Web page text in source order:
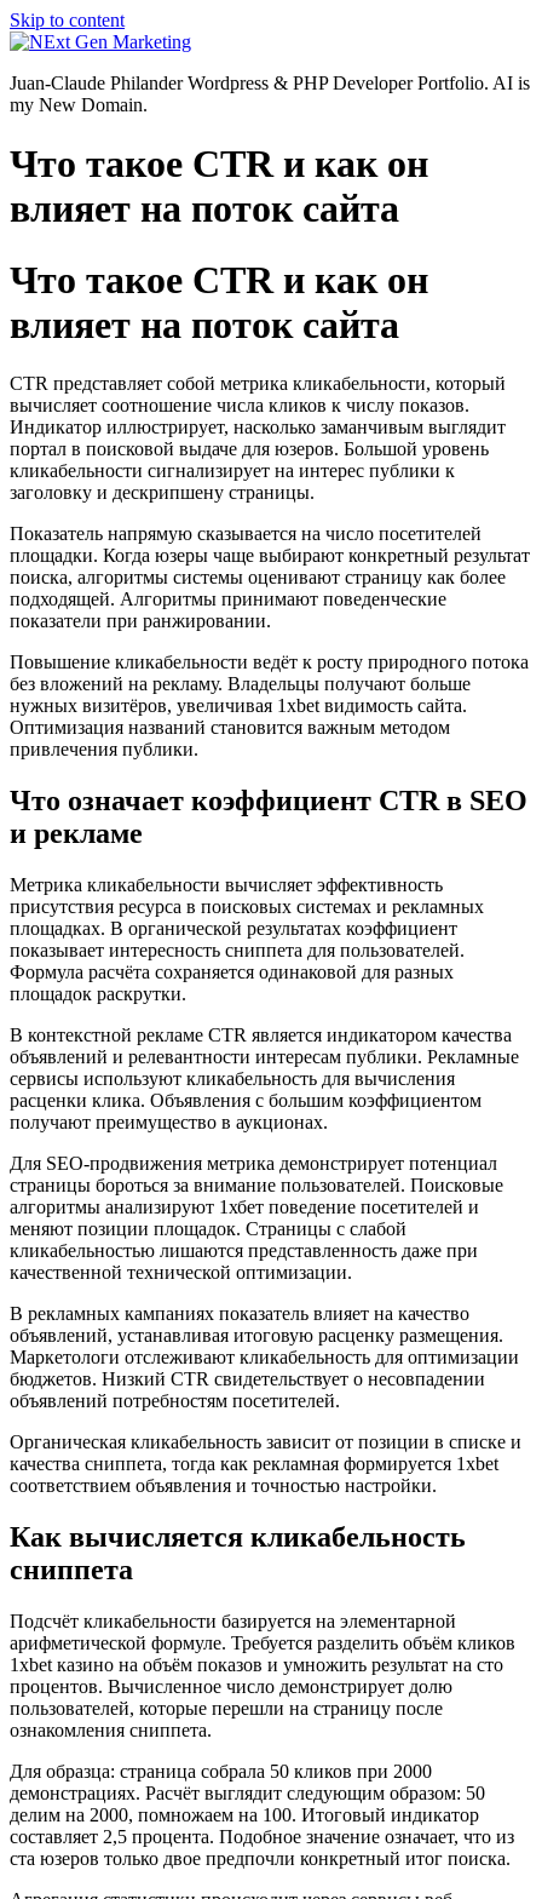
Skip to content
Juan-Claude Philander Wordpress & PHP Developer Portfolio. AI is
my New Domain.
Что такое CTR и как он
влияет на поток сайта
Что такое CTR и как он
влияет на поток сайта
CTR представляет собой метрика кликабельности, который
вычисляет соотношение числа кликов к числу показов.
Индикатор иллюстрирует, насколько заманчивым выглядит
портал в поисковой выдаче для юзеров. Большой уровень
кликабельности сигнализирует на интерес публики к
заголовку и дескрипшену страницы.
Показатель напрямую сказывается на число посетителей
площадки. Когда юзеры чаще выбирают конкретный результат
поиска, алгоритмы системы оценивают страницу как более
подходящей. Алгоритмы принимают поведенческие
показатели при ранжировании.
Повышение кликабельности ведёт к росту природного потока
без вложений на рекламу. Владельцы получают больше
нужных визитёров, увеличивая 1xbet видимость сайта.
Оптимизация названий становится важным методом
привлечения публики.
Что означает коэффициент CTR в SEO
и рекламе
Метрика кликабельности вычисляет эффективность
присутствия ресурса в поисковых системах и рекламных
площадках. В органической результатах коэффициент
показывает интересность сниппета для пользователей.
Формула расчёта сохраняется одинаковой для разных
площадок раскрутки.
В контекстной рекламе CTR является индикатором качества
объявлений и релевантности интересам публики. Рекламные
сервисы используют кликабельность для вычисления
расценки клика. Объявления с большим коэффициентом
получают преимущество в аукционах.
Для SEO-продвижения метрика демонстрирует потенциал
страницы бороться за внимание пользователей. Поисковые
алгоритмы анализируют 1хбет поведение посетителей и
меняют позиции площадок. Страницы с слабой
кликабельностью лишаются представленность даже при
качественной технической оптимизации.
В рекламных кампаниях показатель влияет на качество
объявлений, устанавливая итоговую расценку размещения.
Маркетологи отслеживают кликабельность для оптимизации
бюджетов. Низкий CTR свидетельствует о несовпадении
объявлений потребностям посетителей.
Органическая кликабельность зависит от позиции в списке и
качества сниппета, тогда как рекламная формируется 1xbet
соответствием объявления и точностью настройки.
Как вычисляется кликабельность
сниппета
Подсчёт кликабельности базируется на элементарной
арифметической формуле. Требуется разделить объём кликов
1xbet казино на объём показов и умножить результат на сто
процентов. Вычисленное число демонстрирует долю
пользователей, которые перешли на страницу после
ознакомления сниппета.
Для образца: страница собрала 50 кликов при 2000
демонстрациях. Расчёт выглядит следующим образом: 50
делим на 2000, помножаем на 100. Итоговый индикатор
составляет 2,5 процента. Подобное значение означает, что из
ста юзеров только двое предпочли конкретный итог поиска.